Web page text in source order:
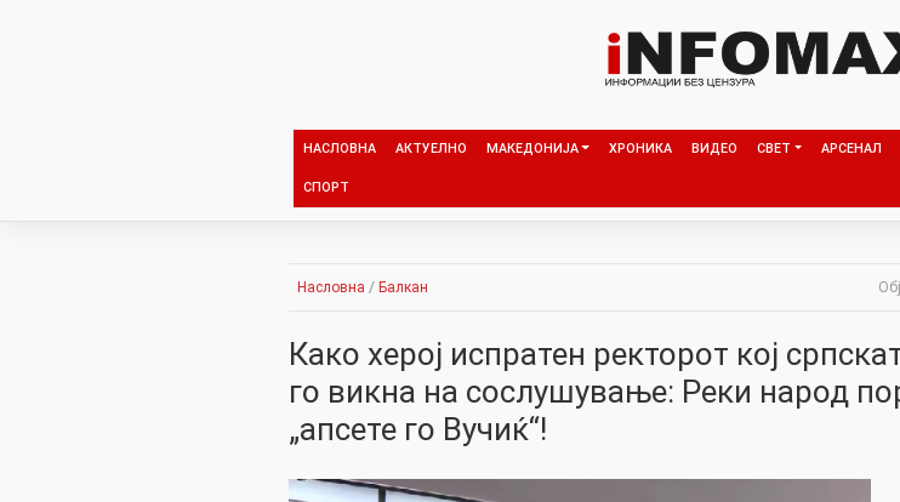
НАСЛОВНА АКТУЕЛНО МАКЕДОНИЈА ХРОНИКА ВИДЕО СВЕТ АРСЕНАЛ
СПОРТ
Насловна / Балкан
Како херој испратен ректорот кој
го викна на сослушување: Реки народ
„апсете го Вучиќ“!